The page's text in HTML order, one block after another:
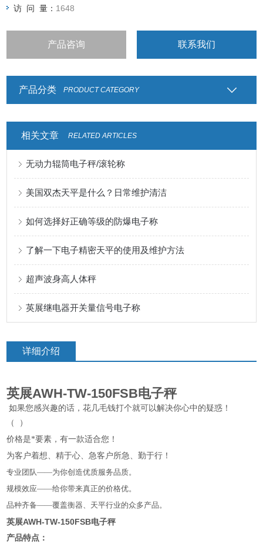
访 问 量： 1648
产品咨询 联系我们
产品分类 PRODUCT CATEGORY
相关文章 RELATED ARTICLES
无动力辊筒电子秤/滚轮称
美国双杰天平是什么？日常维护清洁
如何选择好正确等级的防爆电子称
了解一下电子精密天平的使用及维护方法
超声波身高人体秤
英展继电器开关量信号电子称
详细介绍
英展AWH-TW-150FSB电子秤
如果您感兴趣的话，花几毛钱打个就可以解决你心中的疑惑！
（
）
价格是*要素，有一款适合您！
为客户着想、精于心、急客户所急、勤于行！
专业团队——为你创造优质服务品质。
规模效应——给你带来真正的价格优。
品种齐备——覆盖衡器、天平行业的众多产品。
英展AWH-TW-150FSB电子秤
产品特点：